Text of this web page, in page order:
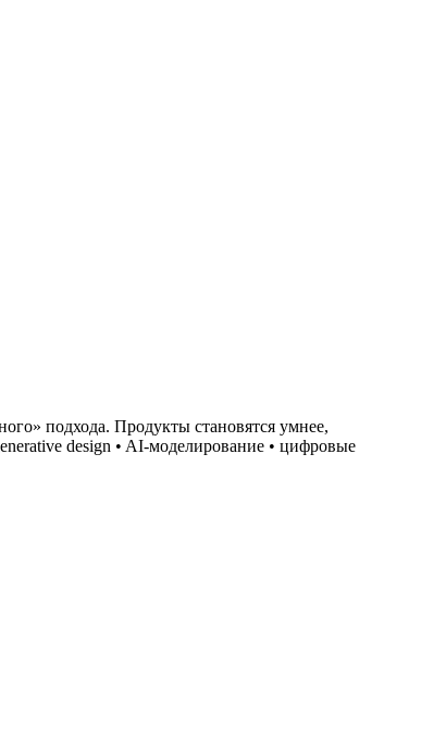
подхода. Продукты становятся умнее,
design • AI-моделирование • цифровые